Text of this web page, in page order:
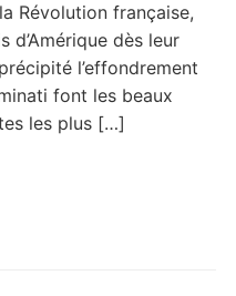
Révolution française,
d’Amérique dès leur
l’effondrement
font les beaux
les plus […]